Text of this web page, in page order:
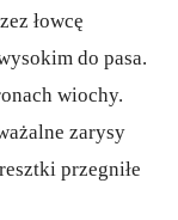
łowcę
do pasa.
wiochy.
zarysy
przegniłe